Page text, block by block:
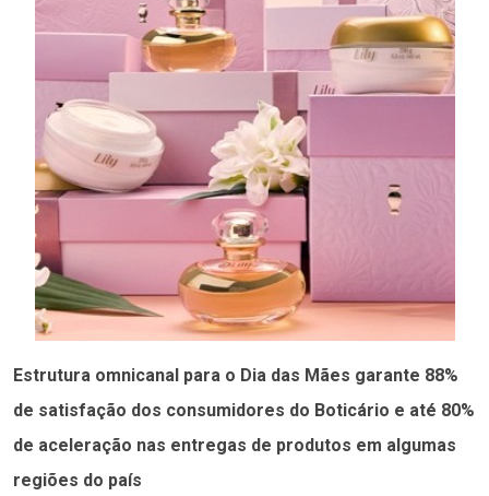
Estrutura omnicanal para o Dia das Mães garante 88%
de satisfação dos consumidores do Boticário e até 80%
de aceleração nas entregas de produtos em algumas
regiões do país